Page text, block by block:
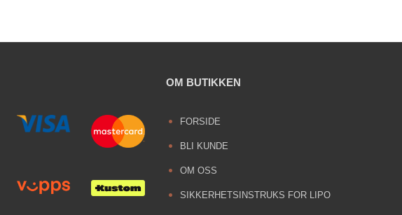
OM BUTIKKEN
FORSIDE
BLI KUNDE
OM OSS
SIKKERHETSINSTRUKS FOR LIPO